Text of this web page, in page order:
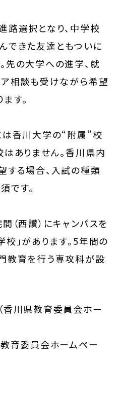
路選択となり、中学校
できた友達ともついに
先の大学への進学、就
ア相談も受けながら希望
す。
は香川大学の“附属”校
ありません。香川県内
する場合、入試の種類
です。
（西讃）にキャンパスを
」があります。5年間の
教育を行う専攻科が設
（香川県教育委員会ホー
教育委員会ホームペー